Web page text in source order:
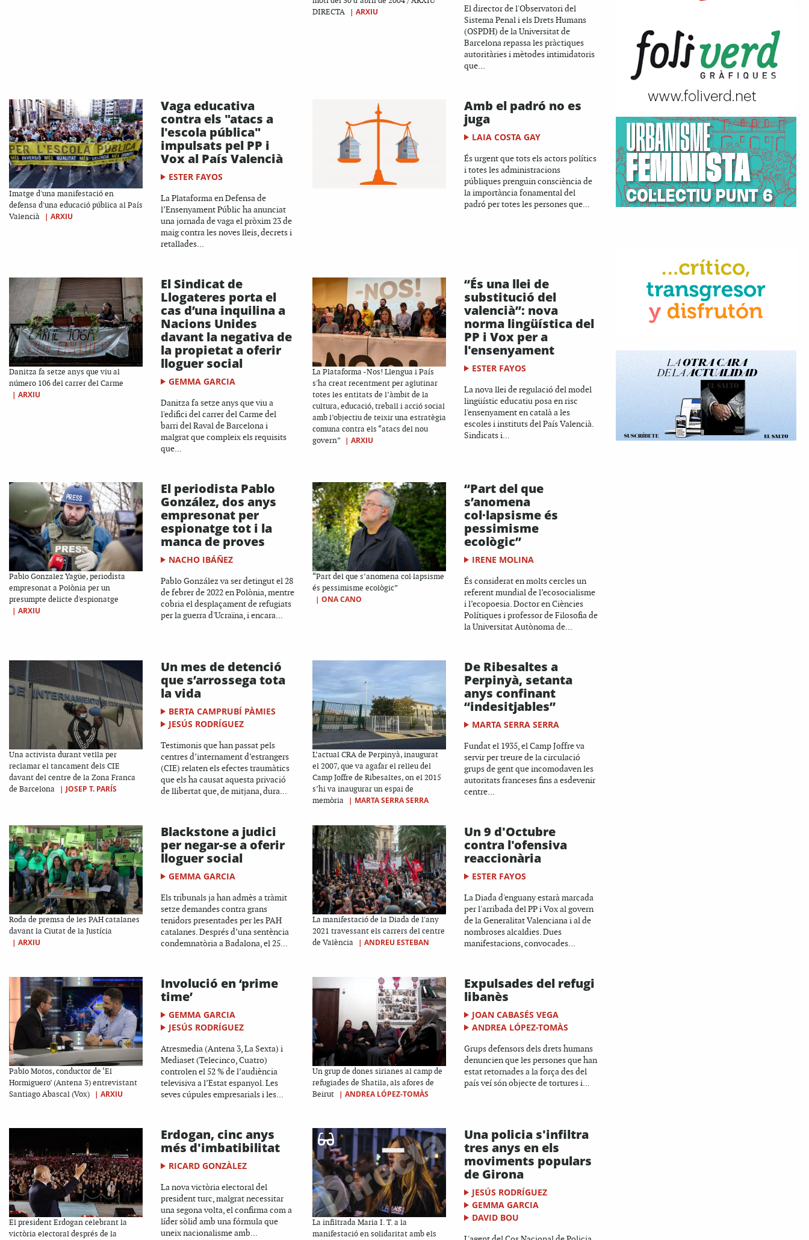
DIRECTA
| ARXIU
El director de l'Observatori del
Sistema Penal i els Drets Humans
(OSPDH) de la Universitat de
Barcelona repassa les pràctiques
autoritàries i mètodes intimidatoris
que...
Imatge d'una manifestació en
defensa d'una educació pública al País
Valencià
| ARXIU
Vaga educativa
contra els "atacs a
l'escola pública"
impulsats pel PP i
Vox al País Valencià
ESTER FAYOS
La Plataforma en Defensa de
l’Ensenyament Públic ha anunciat
una jornada de vaga el pròxim 23 de
maig contra les noves lleis, decrets i
retallades...
Amb el padró no es
juga
LAIA COSTA GAY
És urgent que tots els actors polítics
i totes les administracions
públiques prenguin consciència de
la importància fonamental del
padró per totes les persones que...
Danitza fa setze anys que viu al
número 106 del carrer del Carme
| ARXIU
El Sindicat de
Llogateres porta el
cas d’una inquilina a
Nacions Unides
davant la negativa de
la propietat a oferir
lloguer social
GEMMA GARCIA
Danitza fa setze anys que viu a
l'edifici del carrer del Carme del
barri del Raval de Barcelona i
malgrat que compleix els requisits
que...
La Plataforma -Nos! Llengua i País
s'ha creat recentment per aglutinar
totes les entitats de l’àmbit de la
cultura, educació, treball i acció social
amb l’objectiu de teixir una estratègia
comuna contra els “atacs del nou
govern” | ARXIU
“És una llei de
substitució del
valencià”: nova
norma lingüística del
PP i Vox per a
l'ensenyament
ESTER FAYOS
La nova llei de regulació del model
lingüístic educatiu posa en risc
l'ensenyament en català a les
escoles i instituts del País Valencià.
Sindicats i...
Pablo Gonzalez Yagüe, periodista
empresonat a Polònia per un
presumpte delicte d'espionatge
| ARXIU
El periodista Pablo
González, dos anys
empresonat per
espionatge tot i la
manca de proves
NACHO IBÁÑEZ
Pablo González va ser detingut el 28
de febrer de 2022 en Polònia, mentre
cobria el desplaçament de refugiats
per la guerra d'Ucraïna, i encara...
“Part del que s’anomena col·lapsisme
és pessimisme ecològic”
| ONA CANO
“Part del que
s’anomena
col·lapsisme és
pessimisme
ecològic”
IRENE MOLINA
És considerat en molts cercles un
referent mundial de l’ecosocialisme
i l’ecopoesia. Doctor en Ciències
Polítiques i professor de Filosofia de
la Universitat Autònoma de...
Una activista durant vetlla per
reclamar el tancament dels CIE
davant del centre de la Zona Franca
de Barcelona
| JOSEP T. PARÍS
Un mes de detenció
que s’arrossega tota
la vida
BERTA CAMPRUBÍ PÀMIES
JESÚS RODRÍGUEZ
Testimonis que han passat pels
centres d’internament d’estrangers
(CIE) relaten els efectes traumàtics
que els ha causat aquesta privació
de llibertat que, de mitjana, dura...
L’actual CRA de Perpinyà, inaugurat
el 2007, que va agafar el relleu del
Camp Joffre de Ribesaltes, on el 2015
s’hi va inaugurar un espai de
memòria
| MARTA SERRA SERRA
De Ribesaltes a
Perpinyà, setanta
anys confinant
“indesitjables”
MARTA SERRA SERRA
Fundat el 1935, el Camp Joffre va
servir per treure de la circulació
grups de gent que incomodaven les
autoritats franceses fins a esdevenir
centre...
Roda de premsa de les PAH catalanes
davant la Ciutat de la Justícia
| ARXIU
Blackstone a judici
per negar-se a oferir
lloguer social
GEMMA GARCIA
Els tribunals ja han admès a tràmit
setze demandes contra grans
tenidors presentades per les PAH
catalanes. Després d’una sentència
condemnatòria a Badalona, el 25...
La manifestació de la Diada de l'any
2021 travessant els carrers del centre
de València
| ANDREU ESTEBAN
Un 9 d'Octubre
contra l'ofensiva
reaccionària
ESTER FAYOS
La Diada d'enguany estarà marcada
per l'arribada del PP i Vox al govern
de la Generalitat Valenciana i al de
nombroses alcaldies. Dues
manifestacions, convocades...
Pablo Motos, conductor de ‘El
Hormiguero’ (Antena 3) entrevistant
Santiago Abascal (Vox)
| ARXIU
Involució en ‘prime
time’
GEMMA GARCIA
JESÚS RODRÍGUEZ
Atresmedia (Antena 3, La Sexta) i
Mediaset (Telecinco, Cuatro)
controlen el 52 % de l’audiència
televisiva a l’Estat espanyol. Les
seves cúpules empresarials i les...
Un grup de dones sirianes al camp de
refugiades de Shatila, als afores de
Beirut
| ANDREA LÓPEZ-TOMÀS
Expulsades del refugi
libanès
JOAN CABASÉS VEGA
ANDREA LÓPEZ-TOMÀS
Grups defensors dels drets humans
denuncien que les persones que han
estat retornades a la força des del
país veí són objecte de tortures i...
El president Erdogan celebrant la
victòria electoral després de la
Erdogan, cinc anys
més d'imbatibilitat
RICARD GONZÀLEZ
La nova victòria electoral del
president turc, malgrat necessitar
una segona volta, el confirma com a
líder sòlid amb una fórmula que
uneix nacionalisme amb...
La infiltrada Maria I. T. a la
manifestació en solidaritat amb els
Una policia s'infiltra
tres anys en els
moviments populars
de Girona
JESÚS RODRÍGUEZ
GEMMA GARCIA
DAVID BOU